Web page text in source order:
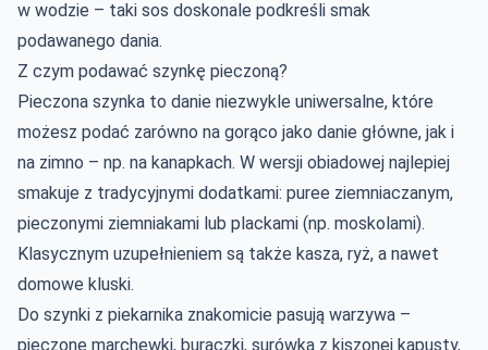
w wodzie – taki sos doskonale podkreśli smak
podawanego dania.
Z czym podawać szynkę pieczoną?
Pieczona szynka to danie niezwykle uniwersalne, które
możesz podać zarówno na gorąco jako danie główne, jak i
na zimno – np. na kanapkach. W wersji obiadowej najlepiej
smakuje z tradycyjnymi dodatkami: puree ziemniaczanym,
pieczonymi ziemniakami lub plackami (np. moskolami).
Klasycznym uzupełnieniem są także kasza, ryż, a nawet
domowe kluski.
Do szynki z piekarnika znakomicie pasują warzywa –
pieczone marchewki, buraczki, surówka z kiszonej kapusty,